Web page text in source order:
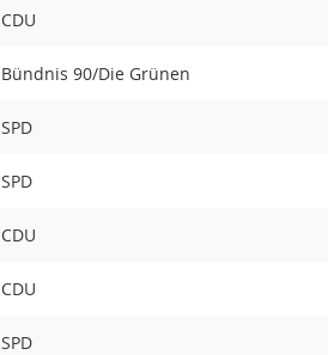
CDU
Bündnis 90/Die Grünen
SPD
SPD
CDU
CDU
SPD